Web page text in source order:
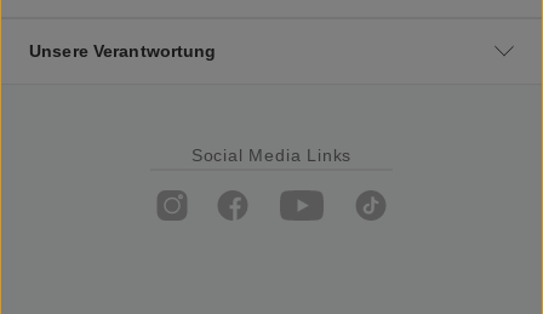
Unsere Verantwortung
Social Media Links